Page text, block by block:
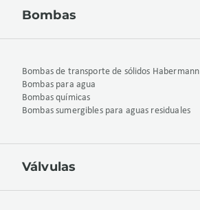
Bombas
Bombas de transporte de sólidos Habermann
Bombas para agua
Bombas químicas
Bombas sumergibles para aguas residuales
Válvulas